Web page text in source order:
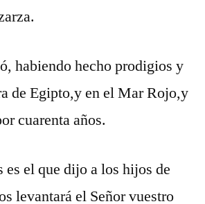
habiendo hecho prodigios y
de Egipto,y en el Mar Rojo,y
cuarenta años.
es el que dijo a los hijos de
levantará el Señor vuestro